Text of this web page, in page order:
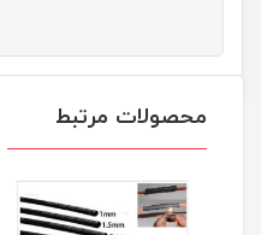
محصولات مرتبط